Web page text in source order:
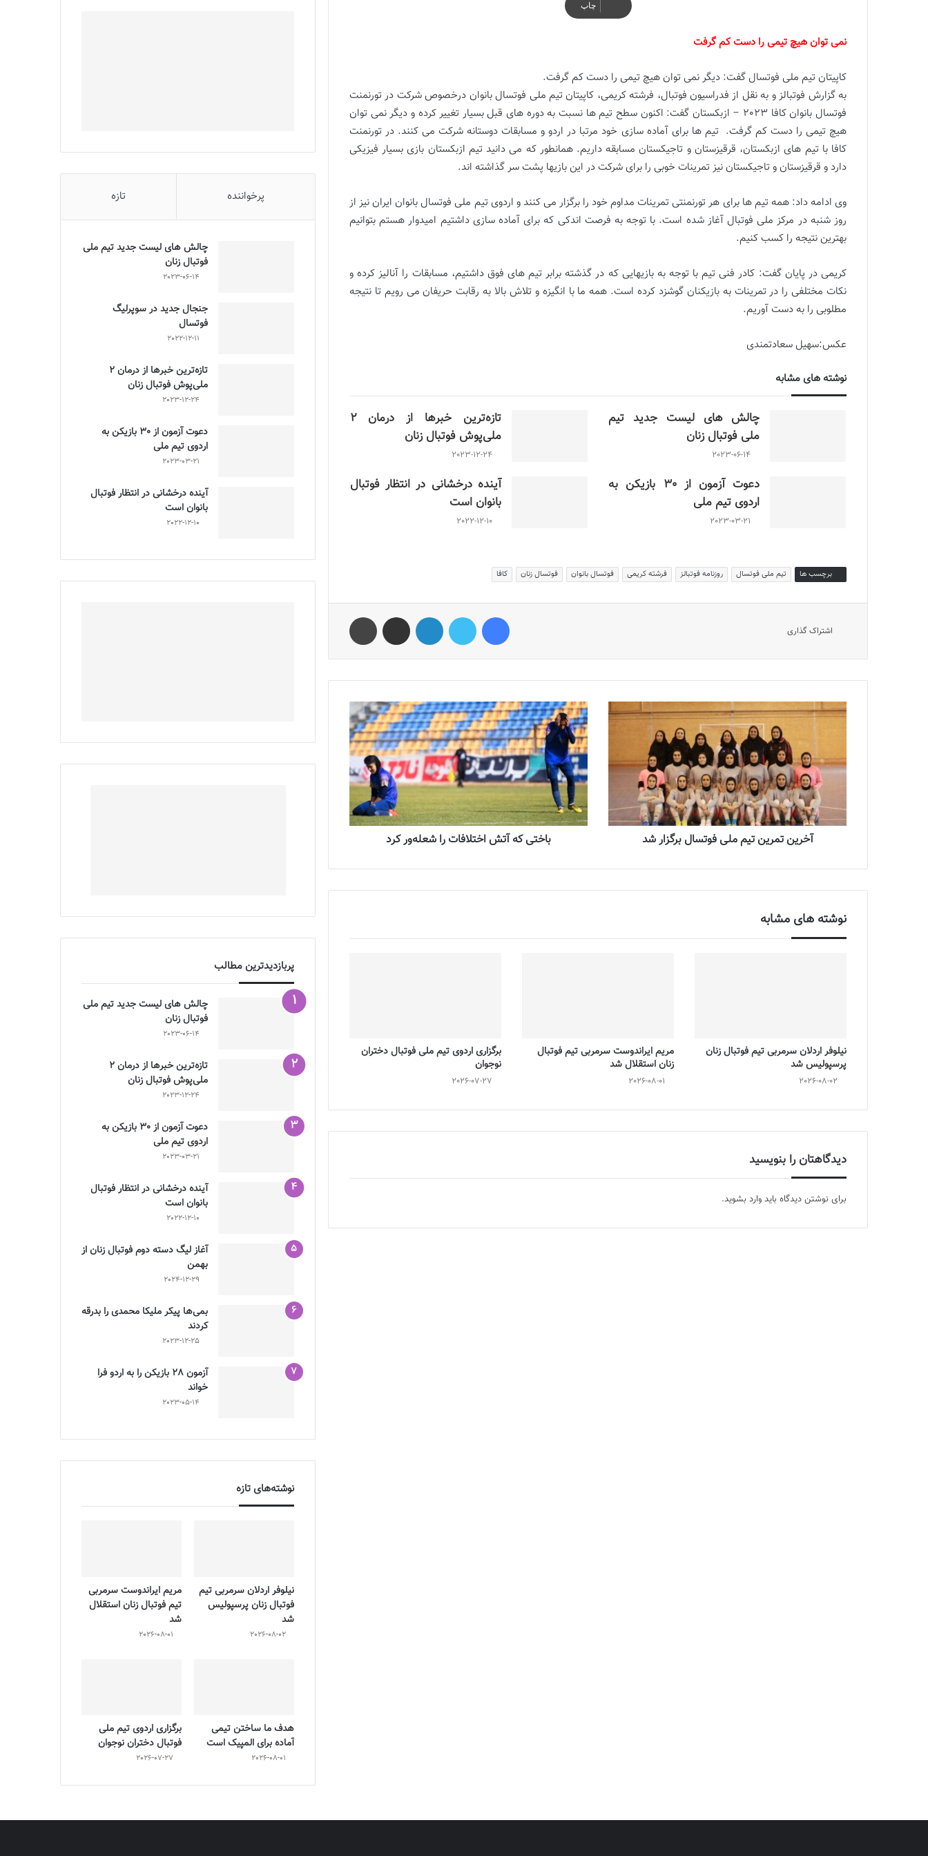
چاپ
نمی توان هیچ تیمی را دست کم گرفت
کاپیتان تیم ملی فوتسال گفت: دیگر نمی توان هیچ تیمی را دست کم گرفت.
به گزارش فوتبالز و به نقل از فدراسیون فوتبال، فرشته کریمی، کاپیتان تیم ملی فوتسال بانوان درخصوص شرکت در تورنمنت
فوتسال بانوان کافا 2023 – ازبکستان گفت: اکنون سطح تیم ها نسبت به دوره های قبل بسیار تغییر کرده و دیگر نمی توان
هیچ تیمی را دست کم گرفت. تیم ها برای آماده سازی خود مرتبا در اردو و مسابقات دوستانه شرکت می کنند. در تورنمنت
کافا با تیم های ازبکستان، قرقیزستان و تاجیکستان مسابقه داریم. همانطور که می دانید تیم ازبکستان بازی بسیار فیزیکی
دارد و قرقیزستان و تاجیکستان نیز تمرینات خوبی را برای شرکت در این بازیها پشت سر گذاشته اند.
وی ادامه داد: همه تیم ها برای هر تورنمنتی تمرینات مداوم خود را برگزار می کنند و اردوی تیم ملی فوتسال بانوان ایران نیز از
روز شنبه در مرکز ملی فوتبال آغاز شده است. با توجه به فرصت اندکی که برای آماده سازی داشتیم امیدوار هستم بتوانیم
بهترین نتیجه را کسب کنیم.
کریمی در پایان گفت: کادر فنی تیم با توجه به بازیهایی که در گذشته برابر تیم های فوق داشتیم، مسابقات را آنالیز کرده و
نکات مختلفی را در تمرینات به بازیکنان گوشزد کرده است. همه ما با انگیزه و تلاش بالا به رقابت حریفان می رویم تا نتیجه
مطلوبی را به دست آوریم.
عکس:سهیل سعادتمندی
نوشته های مشابه
چالش هاى ليست جدید تيم
ملى فوتبال زنان
2023-06-14
تازه‌ترین خبرها از درمان ۲
ملی‌پوش فوتبال زنان
2023-12-24
دعوت آزمون از 30 بازیکن به
اردوی تیم ملی
2023-03-21
آینده درخشانی در انتظار فوتبال
بانوان است
2022-12-10
برچسب ها تیم ملی فوتسال روزنامه فوتبالز فرشته کریمی فوتسال بانوان فوتسال زنان کافا
اشتراک گذاری
آخرین تمرین تیم ملی فوتسال برگزار شد باختی که آتش اختلافات را شعله‌ور کرد
نوشته های مشابه
نیلوفر اردلان سرمربی تیم فوتبال زنان
پرسپولیس شد
2026-08-02
مریم ایراندوست سرمربی تیم فوتبال
زنان استقلال شد
2026-08-01
برگزاری اردوی تیم ملی فوتبال دختران
نوجوان
2026-07-27
دیدگاهتان را بنویسید
برای نوشتن دیدگاه باید وارد بشوید.
پرخواننده تازه
چالش هاى ليست جدید تيم ملى
فوتبال زنان
2023-06-14
جنجال جدید در سوپرلیگ
فوتسال
2022-12-11
تازه‌ترین خبرها از درمان ۲
ملی‌پوش فوتبال زنان
2023-12-24
دعوت آزمون از 30 بازیکن به
اردوی تیم ملی
2023-03-21
آینده درخشانی در انتظار فوتبال
بانوان است
2022-12-10
پربازدیدترین مطالب
چالش هاى ليست جدید تيم ملى
فوتبال زنان
2023-06-14
تازه‌ترین خبرها از درمان ۲
ملی‌پوش فوتبال زنان
2023-12-24
دعوت آزمون از 30 بازیکن به
اردوی تیم ملی
2023-03-21
آینده درخشانی در انتظار فوتبال
بانوان است
2022-12-10
آغاز لیگ دسته دوم فوتبال زنان از
بهمن
2024-12-29
بمی‌ها پیکر ملیکا محمدی را بدرقه
کردند
2023-12-25
آزمون 28 بازیکن را به اردو فرا
خواند
2023-05-14
نوشته‌های تازه
نیلوفر اردلان سرمربی تیم
فوتبال زنان پرسپولیس
شد
2026-08-02
مریم ایراندوست سرمربی
تیم فوتبال زنان استقلال
شد
2026-08-01
هدف ما ساختن تیمی
آماده برای المپیک است
2026-08-01
برگزاری اردوی تیم ملی
فوتبال دختران نوجوان
2026-07-27